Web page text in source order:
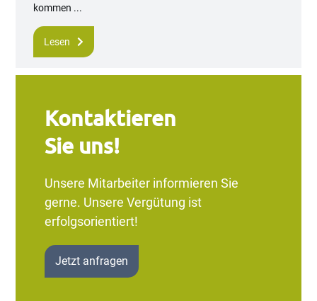
kommen ...
Lesen
Kontaktieren
Sie uns!
Unsere Mitarbeiter informieren Sie
gerne. Unsere Vergütung ist
erfolgsorientiert!
Jetzt anfragen